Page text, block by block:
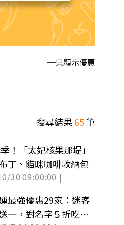
只顯示優惠
搜尋結果65筆
！「太妃核果那堤」
丁、貓咪咖啡收納包
30 09:00:00 |
最強優惠29家：迷客
一，對名字５折吃馬